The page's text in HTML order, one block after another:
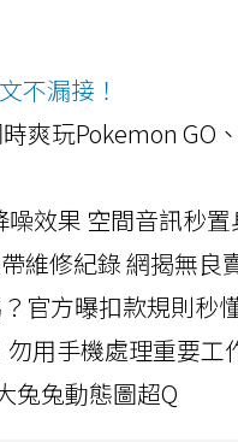
不漏接！
爽玩Pokemon GO
噪效果 空間音訊秒
維修紀錄 網揭無良
官方曝扣款規則秒
用手機處理重要工
兔兔動態圖超Q